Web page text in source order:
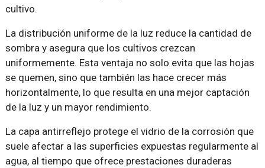
cultivo.
La distribución uniforme de la luz reduce la cantidad de
sombra y asegura que los cultivos crezcan
uniformemente. Esta ventaja no solo evita que las hojas
se quemen, sino que también las hace crecer más
horizontalmente, lo que resulta en una mejor captación
de la luz y un mayor rendimiento.
La capa antirreflejo protege el vidrio de la corrosión que
suele afectar a las superficies expuestas regularmente al
agua, al tiempo que ofrece prestaciones duraderas